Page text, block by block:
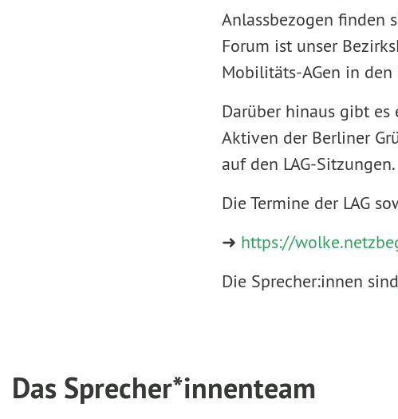
Anlassbezogen finden
Forum ist unser
Mobilitäts-AGen in
Darüber hinaus gibt es
Aktiven der Berliner
auf den LAG-Sitzungen.
Die Termine der LAG
➜ https://
Die Sprecher:innen sind
Das Sprecher*innenteam